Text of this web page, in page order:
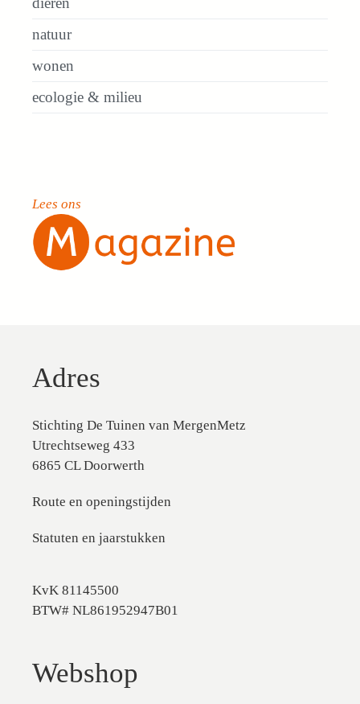
natuur
wonen
ecologie & milieu
Lees ons
Adres
Stichting De Tuinen van MergenMetz
Utrechtseweg 433
6865 CL Doorwerth
Route en openingstijden
Statuten en jaarstukken
KvK 81145500
BTW# NL861952947B01
Webshop